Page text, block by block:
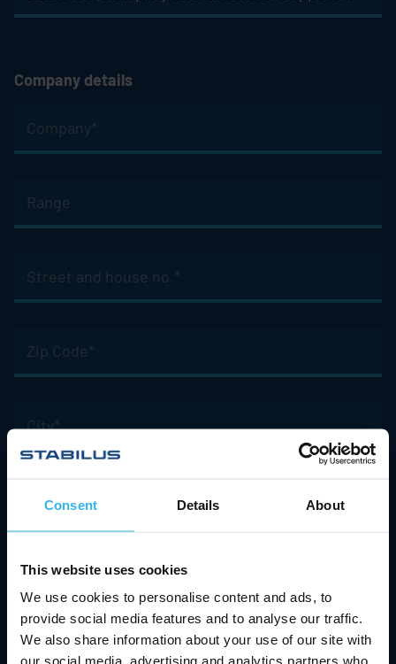
Consent Details About
This website uses cookies
We use cookies to personalise content and ads, to
provide social media features and to analyse our traffic.
We also share information about your use of our site with
our social media, advertising and analytics partners who
Company details
Code
*
Personal details
Salutation
Pflichtfeld